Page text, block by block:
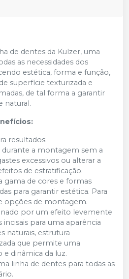
de dentes da Kulzer, uma
as necessidades dos
estética, forma e função,
superfície texturizada e
de tal forma a garantir
natural.
resultados
durante a montagem sem a
excessivos ou alterar a
de estratificação.
gama de cores e formas
para garantir estética. Para
opções de montagem.
por um efeito levemente
incisais para uma aparência
naturais, estrutura
que permite uma
e dinâmica da luz.
linha de dentes para todas as